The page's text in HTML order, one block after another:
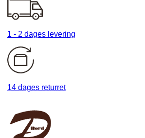
1 - 2 dages levering
14 dages returret